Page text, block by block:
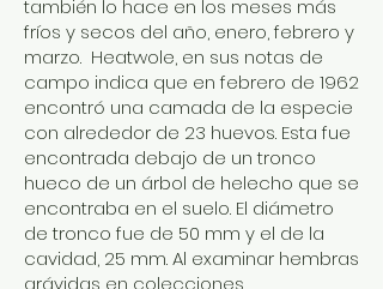
también lo hace en los meses más
fríos y secos del año, enero, febrero y
marzo. Heatwole, en sus notas de
campo indica que en febrero de 1962
encontró una camada de la especie
con alrededor de 23 huevos. Esta fue
encontrada debajo de un tronco
hueco de un árbol de helecho que se
encontraba en el suelo. El diámetro
de tronco fue de 50 mm y el de la
cavidad, 25 mm. Al examinar hembras
grávidas en colecciones